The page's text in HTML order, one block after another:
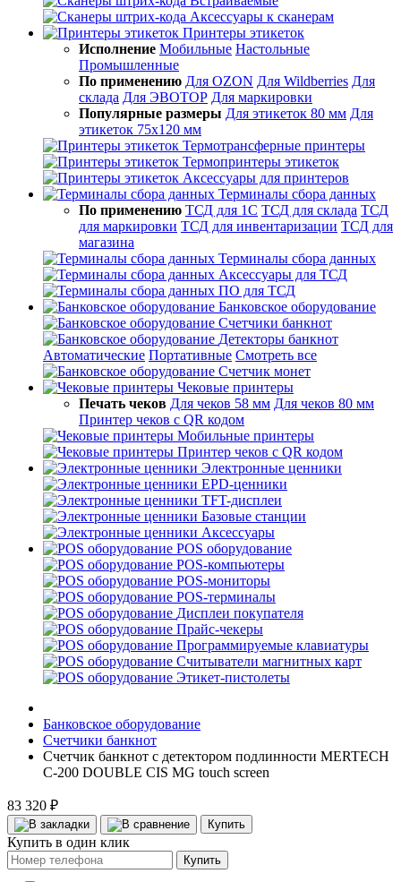
Аксессуары к сканерам
Принтеры этикеток
Исполнение Мобильные Настольные
Промышленные
По применению Для OZON Для Wildberries Для
склада Для ЭВОТОР Для маркировки
Популярные размеры Для этикеток 80 мм Для
этикеток 75х120 мм
Термотрансферные принтеры
Термопринтеры этикеток
Аксессуары для принтеров
Терминалы сбора данных
По применению ТСД для 1С ТСД для склада ТСД
для маркировки ТСД для инвентаризации ТСД для
магазина
Терминалы сбора данных
Аксессуары для ТСД
ПО для ТСД
Банковское оборудование
Счетчики банкнот
Детекторы банкнот
Автоматические Портативные Смотреть все
Счетчик монет
Чековые принтеры
Печать чеков Для чеков 58 мм Для чеков 80 мм
Принтер чеков с QR кодом
Мобильные принтеры
Принтер чеков с QR кодом
Электронные ценники
EPD-ценники
TFT-дисплеи
Базовые станции
Аксессуары
POS оборудование
POS-компьютеры
POS-мониторы
POS-терминалы
Дисплеи покупателя
Прайс-чекеры
Программируемые клавиатуры
Считыватели магнитных карт
Этикет-пистолеты
Банковское оборудование
Счетчики банкнот
Счетчик банкнот с детектором подлинности MERTECH
C-200 DOUBLE CIS MG touch screen
83 320 ₽
Купить
Купить в один клик
Купить